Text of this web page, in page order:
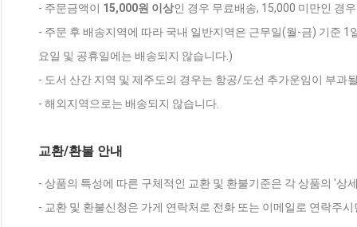
- 주문금액이 15,000원 이상인 경우 무료배송, 15,000 미만인 경
- 주문 후 배송지역에 따라 국내 일반지역은 근무일(월-금) 기준
요일 및 공휴일에는 배송되지 않습니다.)
- 도서 산간 지역 및 제주도의 경우는 항공/도선 추가운임이 부과
- 해외지역으로는 배송되지 않습니다.
교환/환불 안내
- 상품의 특성에 따른 구체적인 교환 및 환불기준은 각 상품의 '상
- 교환 및 환불신청은 가게 연락처로 전화 또는 이메일로 연락주